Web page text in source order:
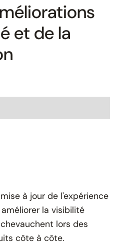
et de la
à jour de l'expérience
la visibilité
lors des
côte à côte.